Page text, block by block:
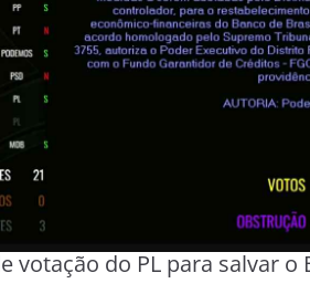
votação do PL para salvar o